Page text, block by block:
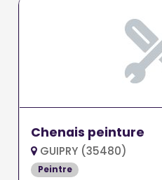
Chenais peinture
GUIPRY (35480)
Peintre